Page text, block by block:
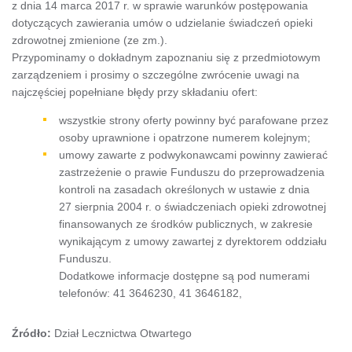
z dnia 14 marca 2017 r. w sprawie warunków postępowania
dotyczących zawierania umów o udzielanie świadczeń opieki
zdrowotnej zmienione (ze zm.).
Przypominamy o dokładnym zapoznaniu się z przedmiotowym
zarządzeniem i prosimy o szczególne zwrócenie uwagi na
najczęściej popełniane błędy przy składaniu ofert:
wszystkie strony oferty powinny być parafowane przez
osoby uprawnione i opatrzone numerem kolejnym;
umowy zawarte z podwykonawcami powinny zawierać
zastrzeżenie o prawie Funduszu do przeprowadzenia
kontroli na zasadach określonych w ustawie z dnia
27 sierpnia 2004 r. o świadczeniach opieki zdrowotnej
finansowanych ze środków publicznych, w zakresie
wynikającym z umowy zawartej z dyrektorem oddziału
Funduszu.
Dodatkowe informacje dostępne są pod numerami
telefonów: 41 3646230, 41 3646182,
Źródło: Dział Lecznictwa Otwartego